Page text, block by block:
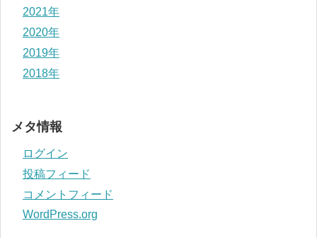
2021年
2020年
2019年
2018年
メタ情報
ログイン
投稿フィード
コメントフィード
WordPress.org